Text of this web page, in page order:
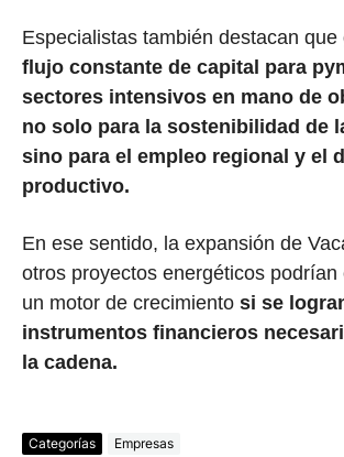
Especialistas también destacan que
flujo constante de capital para
sectores intensivos en mano de
no solo para la sostenibilidad de
sino para el empleo regional y el
productivo.
En ese sentido, la expansión de
otros proyectos energéticos podrían
un motor de crecimiento si se
instrumentos financieros
la cadena.
Categorías Empresas